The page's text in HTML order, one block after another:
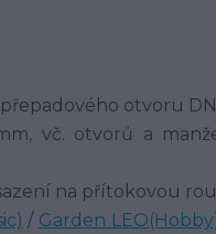
otvoru DN
vč. otvorů a
na přítokovou
/ Garden